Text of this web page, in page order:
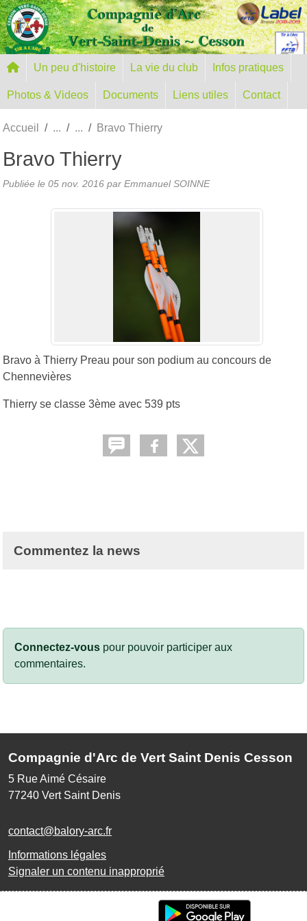
Un peu d'histoire La vie du club Infos pratiques
Photos & Videos Documents Liens utiles Contact
Accueil Bravo Thierry
Bravo Thierry
Publiée le 05 nov. 2016 par Emmanuel SOINNE
Bravo à Thierry Preau pour son podium au concours de
Chennevières
Thierry se classe 3ème avec 539 pts
Commentez la news
Connectez-vous pour pouvoir participer aux
commentaires.
Compagnie d'Arc de Vert Saint Denis Cesson
5 Rue Aimé Césaire
77240 Vert Saint Denis
contact@balory-arc.fr
Informations légales
Signaler un contenu inapproprié
Panneau de gestion des cookies